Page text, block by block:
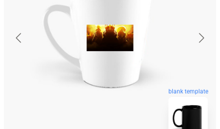
blank template